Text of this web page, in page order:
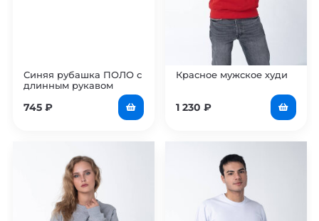
Синяя рубашка ПОЛО с
длинным рукавом
745 ₽
Красное мужское худи
1 230 ₽